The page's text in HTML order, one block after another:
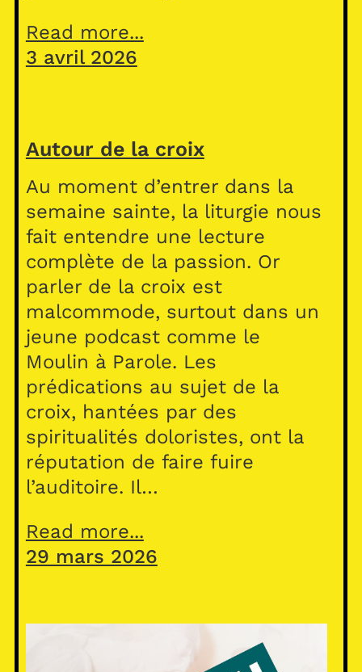
Read more...
3 avril 2026
Autour de la croix
Au moment d’entrer dans la
semaine sainte, la liturgie nous
fait entendre une lecture
complète de la passion. Or
parler de la croix est
malcommode, surtout dans un
jeune podcast comme le
Moulin à Parole. Les
prédications au sujet de la
croix, hantées par des
spiritualités doloristes, ont la
réputation de faire fuire
l’auditoire. Il…
Read more...
29 mars 2026